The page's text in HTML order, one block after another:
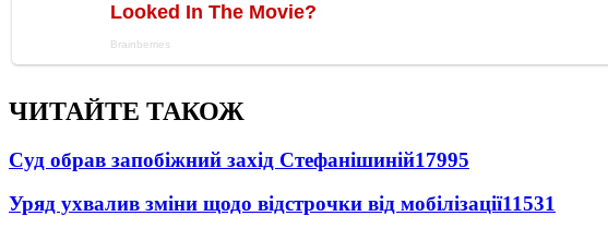
ЧИТАЙТЕ ТАКОЖ
Суд обрав запобіжний захід Стефанішиній17995
Уряд ухвалив зміни щодо відстрочки від мобілізації11531